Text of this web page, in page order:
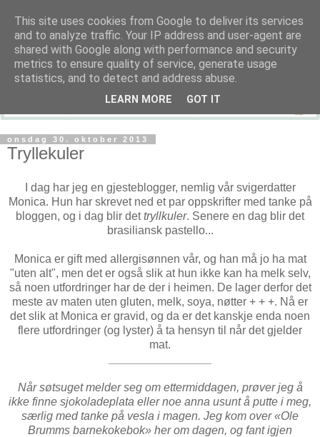
onsdag 30. oktober 2013
Tryllekuler
I dag har jeg en gjesteblogger, nemlig vår svigerdatter
Monica. Hun har skrevet ned et par oppskrifter med tanke på
bloggen, og i dag blir dettryllkuler. Senere en dag blir det
brasiliansk pastello...
Monica er gift med allergisønnen vår, og han må jo ha mat
"uten alt", men det er også slik at hun ikke kan ha melk selv,
så noen utfordringer har de der i heimen. De lager derfor det
meste av maten uten gluten, melk, soya, nøtter + + +. Nå er
det slik at Monica er gravid, og da er det kanskje enda noen
flere utfordringer (og lyster) å ta hensyn til når det gjelder
mat.
Når søtsuget melder seg om ettermiddagen, prøver jeg å
ikke finne sjokoladeplata eller noe anna usunt å putte i meg,
særlig med tanke på vesla i magen. Jeg kom over «Ole
Brumms barnekokebok» her om dagen, og fant igjen
This site uses cookies from Google to deliver its services
and to analyze traffic. Your IP address and user-agent are
shared with Google along with performance and security
metrics to ensure quality of service, generate usage
statistics, and to detect and address abuse.
LEARN MORE GOT IT